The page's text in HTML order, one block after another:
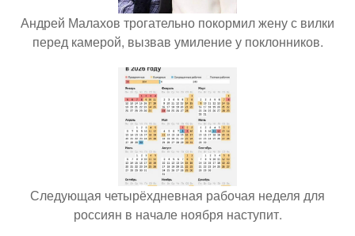
Андрей Малахов трогательно покормил жену с вилки
перед камерой, вызвав умиление у поклонников.
Следующая четырёхдневная рабочая неделя для
россиян в начале ноября наступит.